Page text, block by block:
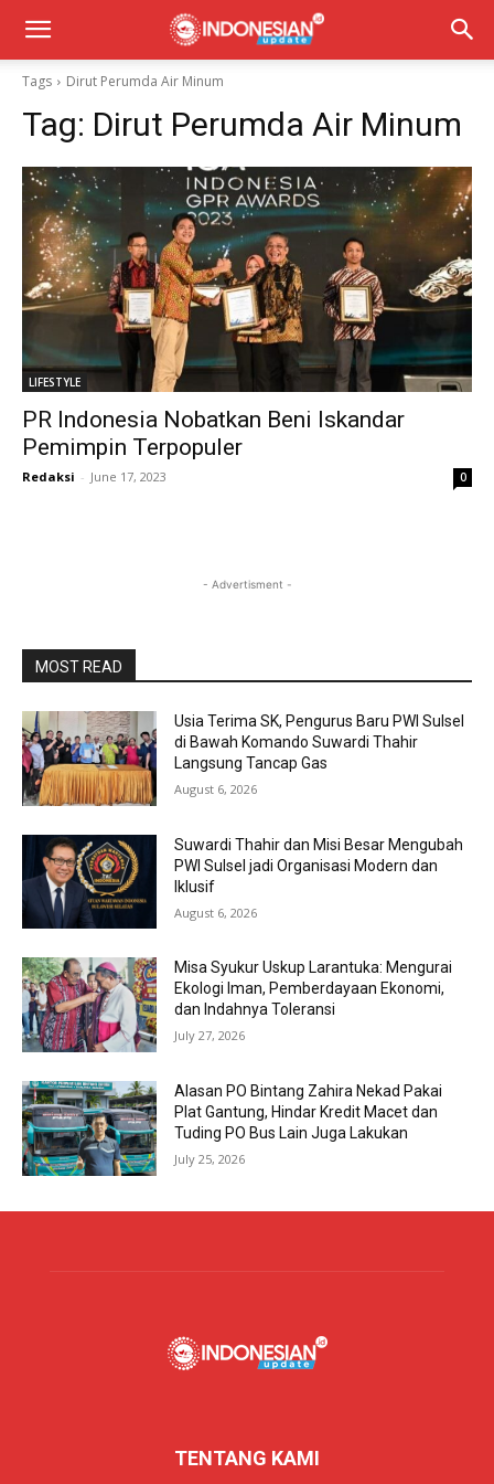
Tags Dirut Perumda Air Minum
Tag: Dirut Perumda Air Minum
LIFESTYLE
PR Indonesia Nobatkan Beni Iskandar
Pemimpin Terpopuler
Redaksi - June 17, 2023 0
- Advertisment -
MOST READ
Usia Terima SK, Pengurus Baru PWI Sulsel
di Bawah Komando Suwardi Thahir
Langsung Tancap Gas
August 6, 2026
Suwardi Thahir dan Misi Besar Mengubah
PWI Sulsel jadi Organisasi Modern dan
Iklusif
August 6, 2026
Misa Syukur Uskup Larantuka: Mengurai
Ekologi Iman, Pemberdayaan Ekonomi,
dan Indahnya Toleransi
July 27, 2026
Alasan PO Bintang Zahira Nekad Pakai
Plat Gantung, Hindar Kredit Macet dan
Tuding PO Bus Lain Juga Lakukan
July 25, 2026
TENTANG KAMI